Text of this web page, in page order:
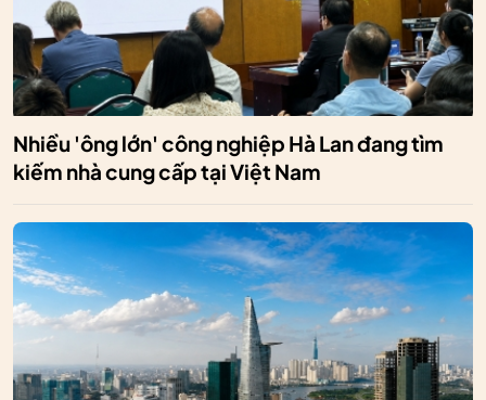
Nhiều 'ông lớn' công nghiệp Hà Lan đang tìm
kiếm nhà cung cấp tại Việt Nam